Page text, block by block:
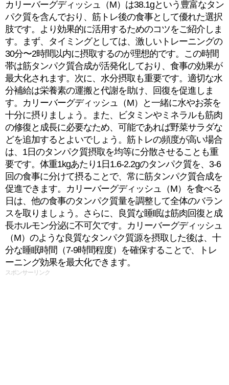
カリーバーグディッシュ（M）は38.1gという豊富なタン
パク質を含んでおり、筋トレ後の食事として優れた選択
肢です。より効果的に活用するためのコツをご紹介しま
す。まず、タイミングとしては、激しいトレーニングの
30分〜2時間以内に摂取するのが理想的です。この時間
帯は筋タンパク質合成が活発化しており、食事の効果が
最大化されます。次に、水分摂取も重要です。適切な水
分補給は栄養素の運搬と代謝を助け、回復を促進しま
す。カリーバーグディッシュ（M）と一緒に水やお茶を
十分に摂りましょう。また、ビタミンやミネラルも筋肉
の修復と成長に必要なため、可能であれば野菜サラダな
どを追加するとよいでしょう。筋トレの頻度が高い場合
は、1日のタンパク質摂取を均等に分散させることも重
要です。体重1kgあたり1日1.6-2.2gのタンパク質を、3-6
回の食事に分けて摂ることで、常に筋タンパク質合成を
促進できます。カリーバーグディッシュ（M）を食べる
日は、他の食事のタンパク質量を調整して全体のバラン
スを取りましょう。さらに、良質な睡眠は筋肉回復と成
長ホルモン分泌に不可欠です。カリーバーグディッシュ
（M）のような良質なタンパク質源を摂取した後は、十
分な睡眠時間（7-9時間程度）を確保することで、トレ
ーニング効果を最大化できます。
スポンサーリンク